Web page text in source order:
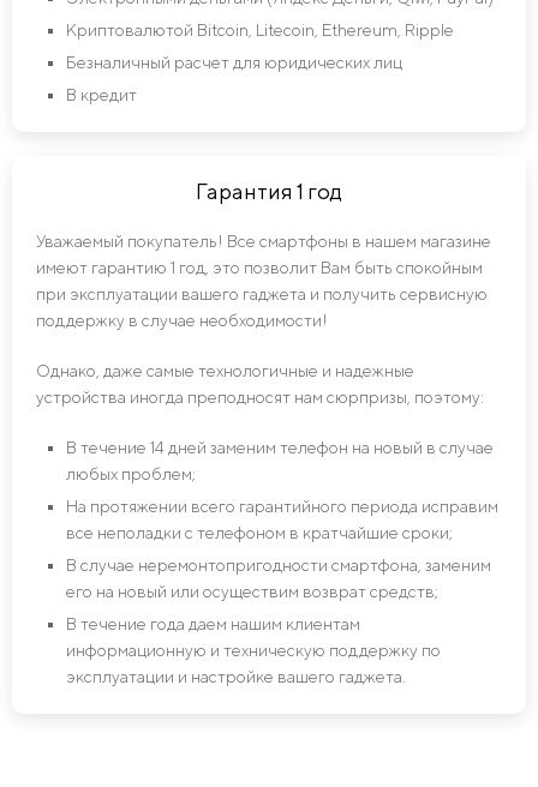
Криптовалютой Bitcoin, Litecoin, Ethereum, Ripple
Безналичный расчет для юридических лиц
В кредит
Гарантия 1 год
Уважаемый покупатель! Все смартфоны в нашем магазине
имеют гарантию 1 год, это позволит Вам быть спокойным
при эксплуатации вашего гаджета и получить сервисную
поддержку в случае необходимости!
Однако, даже самые технологичные и надежные
устройства иногда преподносят нам сюрпризы, поэтому:
В течение 14 дней заменим телефон на новый в случае
любых проблем;
На протяжении всего гарантийного периода исправим
все неполадки с телефоном в кратчайшие сроки;
В случае неремонтопригодности смартфона, заменим
его на новый или осуществим возврат средств;
В течение года даем нашим клиентам
информационную и техническую поддержку по
эксплуатации и настройке вашего гаджета.